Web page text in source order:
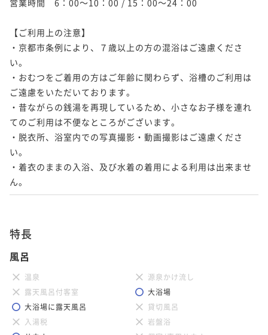
【ご利用上の注意】
・京都市条例により、７歳以上の方の混浴はご遠慮くださ
い。
・おむつをご着用の方はご年齢に関わらず、浴槽のご利用は
ご遠慮をいただいております。
・昔ながらの銭湯を再現しているため、小さなお子様を連れ
てのご利用は不便なところがございます。
・脱衣所、浴室内での写真撮影・動画撮影はご遠慮くださ
い。
・着衣のままの入浴、及び水着の着用による利用は出来ませ
ん。
特長
風呂
温泉
源泉かけ流し
露天風呂付客室
大浴場
大浴場に露天風呂
貸切風呂
入湯税
岩盤浴